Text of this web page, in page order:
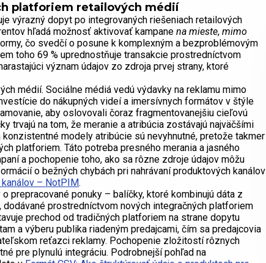
platforiem retailových médií
výrazný dopyt po integrovaných riešeniach retailových
hľadá možnosť aktivovať kampane na mieste, mimo
čo svedčí o posune k komplexným a bezproblémovým
toho 69 % uprednostňuje transakcie prostredníctvom
význam údajov zo zdroja prvej strany, ktoré
médií. Sociálne médiá vedú výdavky na reklamu mimo
do nákupných videí a imersívnych formátov v štýle
aby oslovovali čoraz fragmentovanejšiu cieľovú
trvajú na tom, že meranie a atribúcia zostávajú najväčšími
modely atribúcie sú nevyhnutné, pretože takmer
platforiem. Táto potreba presného merania a jasného
a pochopenie toho, ako sa rôzne zdroje údajov môžu
o bežných chybách pri nahrávaní produktových kanálov
– NotPIM.
prepracované ponuky – balíčky, ktoré kombinujú dáta z
prostredníctvom nových integračných platforiem
prechod od tradičných platforiem na strane dopytu
a výberu publika riadeným predajcami, čím sa predajcovia
reťazci reklamy. Pochopenie zložitostí rôznych
pre plynulú integráciu. Podrobnejší pohľad na